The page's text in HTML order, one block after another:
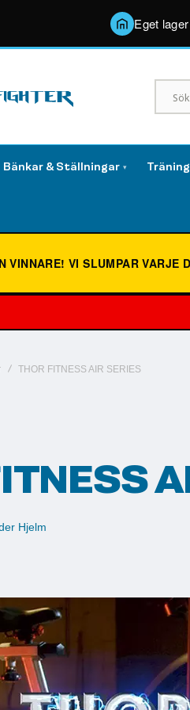
Eget
Bänkar & Ställningar ▾
VINNARE!VI SLUMPAR VARJE
THOR FITNESS AIR SERIES
Hjelm